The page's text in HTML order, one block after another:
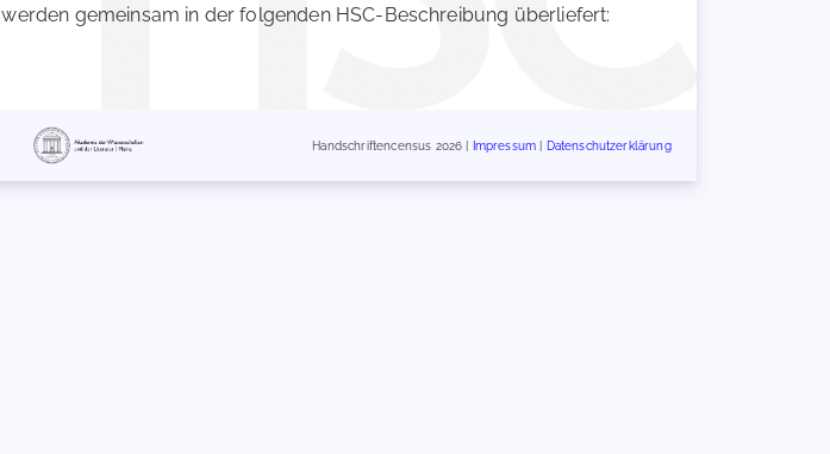
werden gemeinsam in der folgenden HSC-Beschreibung überliefert:
Handschriftencensus 2026 | Impressum Datenschutzerklärung